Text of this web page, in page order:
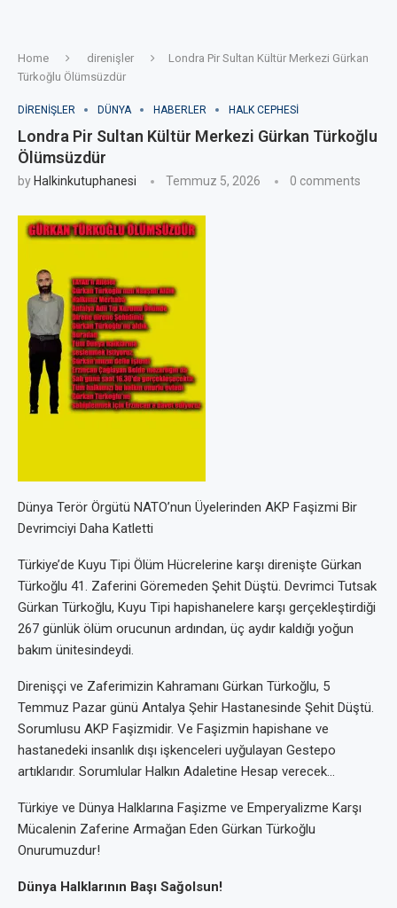
Home direnişler
Londra Pir Sultan Kültür Merkezi Gürkan
Türkoğlu Ölümsüzdür
DIRENIŞLER DÜNYA HABERLER HALK CEPHESI
Londra Pir Sultan Kültür Merkezi Gürkan Türkoğlu
Ölümsüzdür
by Halkinkutuphanesi Temmuz 5, 2026 0 comments
Dünya Terör Örgütü NATO’nun Üyelerinden AKP Faşizmi Bir
Devrimciyi Daha Katletti
Türkiye’de Kuyu Tipi Ölüm Hücrelerine karşı direnişte Gürkan
Türkoğlu 41. Zaferini Göremeden Şehit Düştü. Devrimci Tutsak
Gürkan Türkoğlu, Kuyu Tipi hapishanelere karşı gerçekleştirdiği
267 günlük ölüm orucunun ardından, üç aydır kaldığı yoğun
bakım ünitesindeydi.
Direnişçi ve Zaferimizin Kahramanı Gürkan Türkoğlu, 5
Temmuz Pazar günü Antalya Şehir Hastanesinde Şehit Düştü.
Sorumlusu AKP Faşizmidir. Ve Faşizmin hapishane ve
hastanedeki insanlık dışı işkenceleri uyğulayan Gestepo
artıklarıdır. Sorumlular Halkın Adaletine Hesap verecek…
Türkiye ve Dünya Halklarına Faşizme ve Emperyalizme Karşı
Mücalenin Zaferine Armağan Eden Gürkan Türkoğlu
Onurumuzdur!
Dünya Halklarının Başı Sağolsun!